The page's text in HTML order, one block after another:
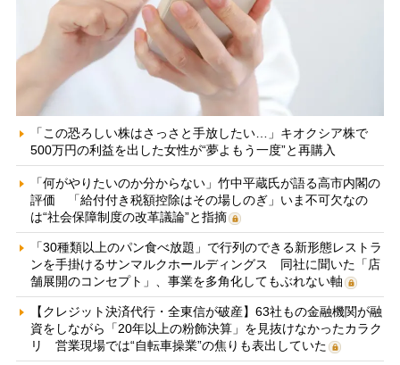
「この恐ろしい株はさっさと手放したい…」キオクシア株で
500万円の利益を出した女性が“夢よもう一度”と再購入
「何がやりたいのか分からない」竹中平蔵氏が語る高市内閣の
評価 「給付付き税額控除はその場しのぎ」いま不可欠なの
は“社会保障制度の改革議論”と指摘
「30種類以上のパン食べ放題」で行列のできる新形態レストラ
ンを手掛けるサンマルクホールディングス 同社に聞いた「店
舗展開のコンセプト」、事業を多角化してもぶれない軸
【クレジット決済代行・全東信が破産】63社もの金融機関が融
資をしながら「20年以上の粉飾決算」を見抜けなかったカラク
リ 営業現場では“自転車操業”の焦りも表出していた